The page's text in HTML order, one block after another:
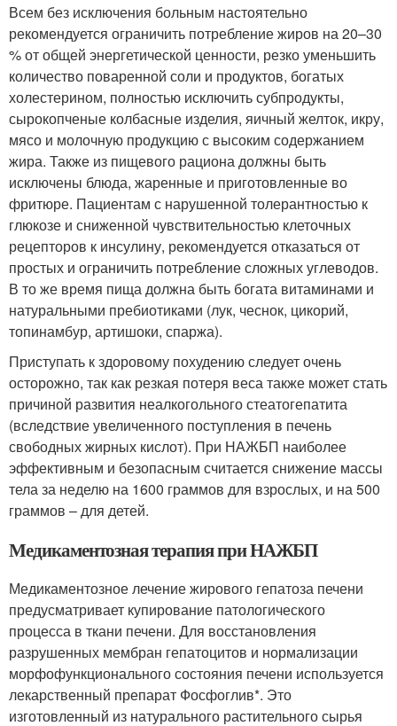
Всем без исключения больным настоятельно
рекомендуется ограничить потребление жиров на 20–30
% от общей энергетической ценности, резко уменьшить
количество поваренной соли и продуктов, богатых
холестерином, полностью исключить субпродукты,
сырокопченые колбасные изделия, яичный желток, икру,
мясо и молочную продукцию с высоким содержанием
жира. Также из пищевого рациона должны быть
исключены блюда, жаренные и приготовленные во
фритюре. Пациентам с нарушенной толерантностью к
глюкозе и сниженной чувствительностью клеточных
рецепторов к инсулину, рекомендуется отказаться от
простых и ограничить потребление сложных углеводов.
В то же время пища должна быть богата витаминами и
натуральными пребиотиками (лук, чеснок, цикорий,
топинамбур, артишоки, спаржа).
Приступать к здоровому похудению следует очень
осторожно, так как резкая потеря веса также может стать
причиной развития неалкогольного стеатогепатита
(вследствие увеличенного поступления в печень
свободных жирных кислот). При НАЖБП наиболее
эффективным и безопасным считается снижение массы
тела за неделю на 1600 граммов для взрослых, и на 500
граммов – для детей.
Медикаментозная терапия при НАЖБП
Медикаментозное лечение жирового гепатоза печени
предусматривает купирование патологического
процесса в ткани печени. Для восстановления
разрушенных мембран гепатоцитов и нормализации
морфофункционального состояния печени используется
лекарственный препарат Фосфоглив*. Это
изготовленный из натурального растительного сырья